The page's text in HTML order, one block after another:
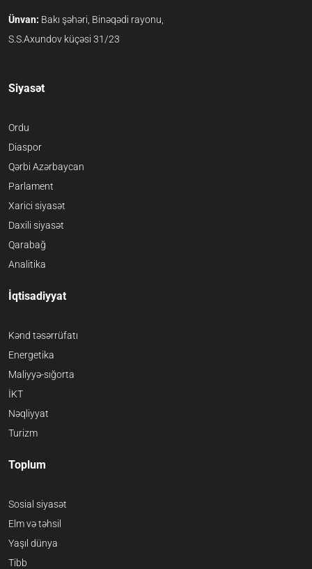
Ünvan: Bakı şəhəri, Binəqədi rayonu,
S.S.Axundov küçəsi 31/23
Siyasət
Ordu
Diaspor
Qərbi Azərbaycan
Parlament
Xarici siyasət
Daxili siyasət
Qarabağ
Analitika
İqtisadiyyat
Kənd təsərrüfatı
Energetika
Maliyyə-sığorta
İKT
Nəqliyyat
Turizm
Toplum
Sosial siyasət
Elm və təhsil
Yaşıl dünya
Tibb